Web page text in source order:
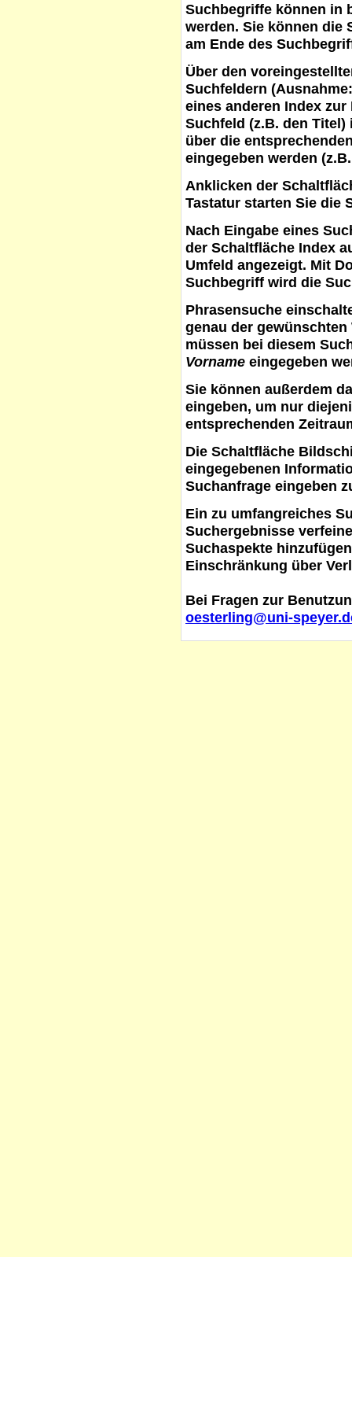
Suchbegriffe können in
werden. Sie können die
am Ende des
Über den
Suchfeldern
eines anderen Index
Suchfeld (z.B. den
über die
eingegeben werden
Anklicken der
Tastatur starten Sie die
Nach Eingabe eines
der Schaltfläche Index
Umfeld angezeigt. Mit
Suchbegriff wird die
Phrasensuche
genau der
müssen bei diesem
Vorname eingegeben
Sie können außerdem
eingeben, um nur
entsprechenden
Die Schaltfläche
eingegebenen
Suchanfrage eingeben
Ein zu umfangreiches
Suchergebnisse
Suchaspekte
Einschränkung über
Bei Fragen zur
oesterling@uni-